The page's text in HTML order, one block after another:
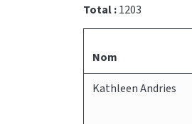
Total :1203
Nom
Kathleen Andries